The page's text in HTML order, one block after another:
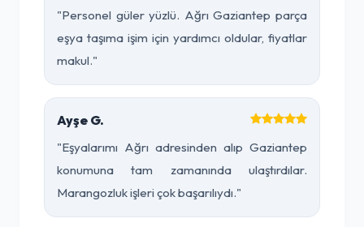
"Personel güler yüzlü. Ağrı Gaziantep parça
eşya taşıma işim için yardımcı oldular, fiyatlar
makul."
Ayşe G.
"Eşyalarımı Ağrı adresinden alıp Gaziantep
konumuna tam zamanında ulaştırdılar.
Marangozluk işleri çok başarılıydı."